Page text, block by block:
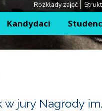
Rozkłady zajęć
Kandydaci
w jury Nagrody